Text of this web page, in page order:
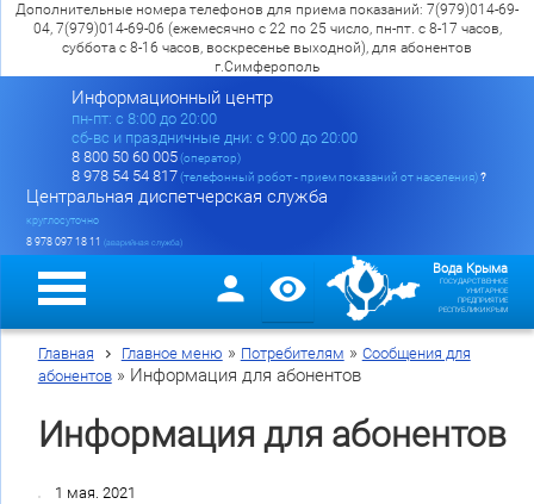
Дополнительные номера телефонов для приема показаний: 7(979)014-69-
04, 7(979)014-69-06 (ежемесячно с 22 по 25 число, пн-пт. с 8-17 часов,
суббота с 8-16 часов, воскресенье выходной), для абонентов
г.Симферополь
Информационный центр
пн-пт: c 8:00 до 20:00
сб-вс и праздничные дни: с 9:00 до 20:00
8 800 50 60 005(оператор)
8 978 54 54 817(телефонный робот - прием показаний от населения)?
Центральная диспетчерская служба
круглосуточно
8 978 097 18 11 (аварийная служба)
Вода Крыма
ГОСУДАРСТВЕННОЕ
УНИТАРНОЕ
ПРЕДПРИЯТИЕ
РЕСПУБЛИКИ КРЫМ
Главная Главное меню » Потребителям » Сообщения для
абонентов» Информация для абонентов
Информация для абонентов
1 мая. 2021